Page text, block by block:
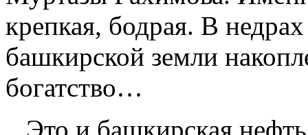
крепкая, бодрая. В
башкирской земли
богатство…